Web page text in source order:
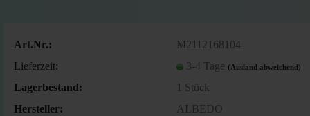
Art.Nr.:
M2112168104
Lieferzeit:
3-4 Tage (Ausland abweichend)
Lagerbestand: 1 Stück
Hersteller:
ALBEDO